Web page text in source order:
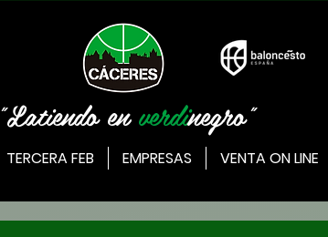
"Latiendo enverdinegro"
TERCERA FEB EMPRESAS VENTA ON LINE